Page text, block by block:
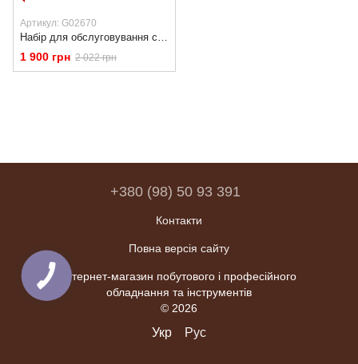
Артикул: G02670
Набір для обслуговування системи кондиціювання для закачування/відкачування фреону GEKO G02670
1 900 грн 2 022 грн
+380 (98) 50 93 391
Контакти
Повна версія сайту
Інтернет-магазин побутового і професійного
обладнання та інструментів
© 2026
Укр Рус